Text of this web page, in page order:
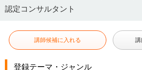
認定コンサルタント
講師候補に入れる 講
登録テーマ・ジャンル